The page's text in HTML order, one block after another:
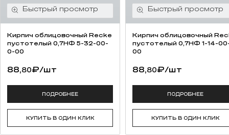
Кирпич облицовочный Recke
пустотелый 0,7НФ 5-32-00-
0-00
88,80₽/шт
ПОДРОБНЕЕ
КУПИТЬ В ОДИН КЛИК
Кирпич облицовочный
пустотелый 0,7НФ 1-14-
00
88,80₽/шт
ПОДРОБНЕЕ
КУПИТЬ В ОДИН КЛИК